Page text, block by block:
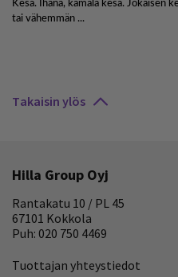
Takaisin ylös
Hilla Group Oyj
Rantakatu 10 / PL 45
67101 Kokkola
Puh: 020 750 4469
Tuottajan yhteystiedot